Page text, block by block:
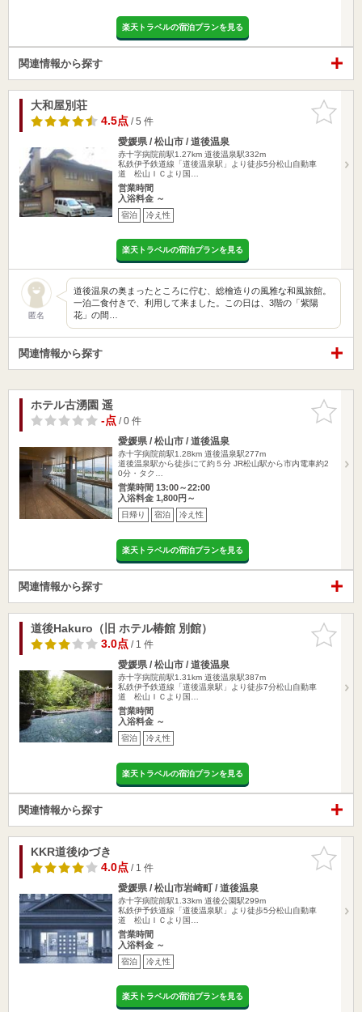
楽天トラベルの宿泊プランを見る
関連情報から探す
お気に入
りに追加
大和屋別荘
4.5点/ 5 件
愛媛県 / 松山市 / 道後温泉
赤十字病院前駅1.27km 道後温泉駅332m
私鉄伊予鉄道線「道後温泉駅」より徒歩5分松山自動車
道 松山ＩＣより国…
営業時間
入浴料金 ～
宿泊 冷え性
楽天トラベルの宿泊プランを見る
匿名
道後温泉の奥まったところに佇む、総檜造りの風雅な和風旅館。
一泊二食付きで、利用して来ました。この日は、3階の「紫陽
花」の間…
関連情報から探す
お気に入
りに追加
ホテル古湧園 遥
-点/ 0 件
愛媛県 / 松山市 / 道後温泉
赤十字病院前駅1.28km 道後温泉駅277m
道後温泉駅から徒歩にて約５分 JR松山駅から市内電車約2
0分・タク…
営業時間 13:00～22:00
入浴料金 1,800円～
日帰り 宿泊 冷え性
楽天トラベルの宿泊プランを見る
関連情報から探す
お気に入
りに追加
道後Hakuro（旧 ホテル椿館 別館）
3.0点/ 1 件
愛媛県 / 松山市 / 道後温泉
赤十字病院前駅1.31km 道後温泉駅387m
私鉄伊予鉄道線「道後温泉駅」より徒歩7分松山自動車
道 松山ＩＣより国…
営業時間
入浴料金 ～
宿泊 冷え性
楽天トラベルの宿泊プランを見る
関連情報から探す
お気に入
りに追加
KKR道後ゆづき
4.0点/ 1 件
愛媛県 / 松山市岩崎町 / 道後温泉
赤十字病院前駅1.33km 道後公園駅299m
私鉄伊予鉄道線「道後温泉駅」より徒歩5分松山自動車
道 松山ＩＣより国…
営業時間
入浴料金 ～
宿泊 冷え性
楽天トラベルの宿泊プランを見る